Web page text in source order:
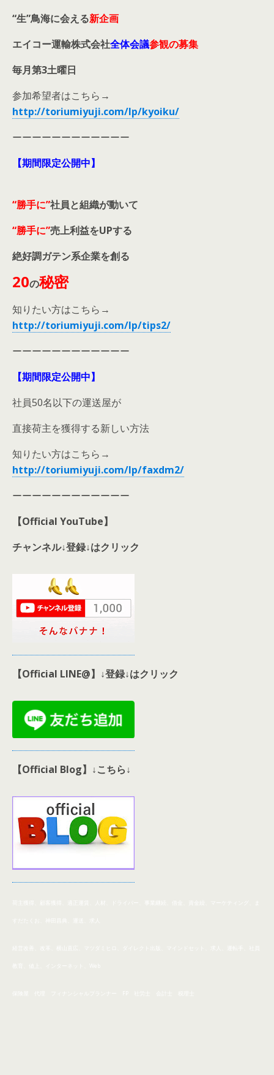
“生”鳥海に会える新企画
エイコー運輸株式会社全体会議参観の募集
毎月第3土曜日
参加希望者はこちら→
http://toriumiyuji.com/lp/kyoiku/
ーーーーーーーーーーーー
【期間限定公開中】
“勝手に”社員と組織が動いて
“勝手に”売上利益をUPする
絶好調ガテン系企業を創る
20の秘密
知りたい方はこちら→
http://toriumiyuji.com/lp/tips2/
ーーーーーーーーーーーー
【期間限定公開中】
社員50名以下の運送屋が
直接荷主を獲得する新しい方法
知りたい方はこちら→
http://toriumiyuji.com/lp/faxdm2/
ーーーーーーーーーーーー
【Official YouTube】
チャンネル↓登録↓はクリック
【Official LINE@】↓登録↓はクリック
【Official Blog】↓こちら↓
保険屋 代理 フィナンシャルプランナー FP 社労士 会計士 税理士